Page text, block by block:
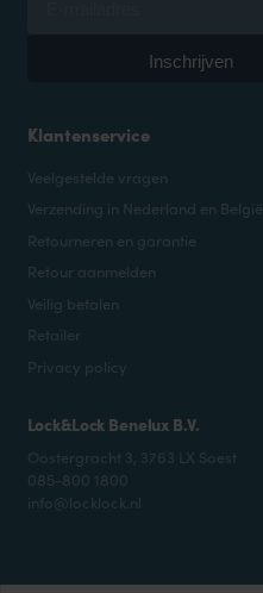
Klantenservice
Veelgestelde vragen
Verzending in Nederland en België
Retourneren en garantie
Retour aanmelden
Veilig betalen
Retailer
Privacy policy
Lock&Lock Benelux B.V.
Oostergracht 3, 3763 LX Soest
085-800 1800
info@locklock.nl